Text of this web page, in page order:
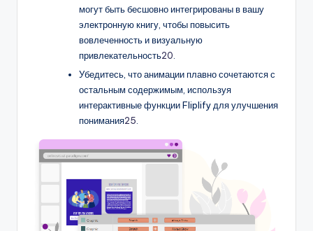
могут быть бесшовно интегрированы в вашу
электронную книгу, чтобы повысить
вовлеченность и визуальную
привлекательность20
Убедитесь, что анимации плавно сочетаются с
остальным содержимым, используя
интерактивные функции Fliplify для улучшения
понимания25